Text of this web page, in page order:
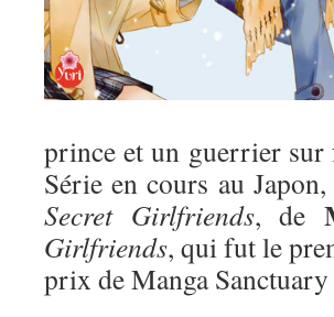
prince et un guerrier sur
Série en cours au
Secret Girlfriends, de
Girlfriends, qui fut le
prix de Manga